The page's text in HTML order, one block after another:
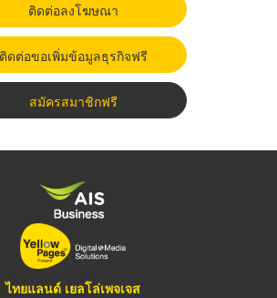
ติดต่อลงโฆษณา
ติดต่อขอเพิ่มข้อมูลธุรกิจฟรี
สมัครสมาชิกฟรี
ไทยแลนด์ เยลโล่เพจเจส